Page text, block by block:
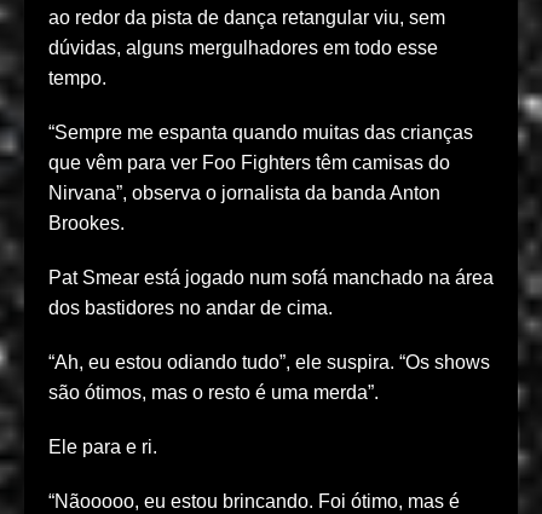
ao redor da pista de dança retangular viu, sem
dúvidas, alguns mergulhadores em todo esse
tempo.
“Sempre me espanta quando muitas das crianças
que vêm para ver Foo Fighters têm camisas do
Nirvana”, observa o jornalista da banda Anton
Brookes.
Pat Smear está jogado num sofá manchado na área
dos bastidores no andar de cima.
“Ah, eu estou odiando tudo”, ele suspira. “Os shows
são ótimos, mas o resto é uma merda”.
Ele para e ri.
“Nãooooo, eu estou brincando. Foi ótimo, mas é